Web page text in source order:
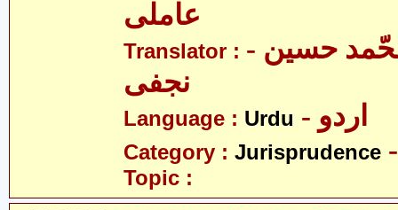
عاملی
Translator : - آیت اللہ محّمد حسین
نجفی
Language : Urdu - اردو
Category : Jurisprudence
Topic :